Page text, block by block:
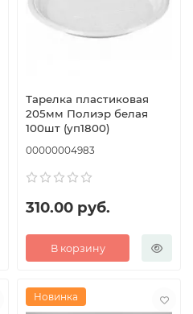
Тарелка пластиковая
205мм Полиэр белая
100шт (уп1800)
00000004983
310.00 руб.
В корзину
Новинка